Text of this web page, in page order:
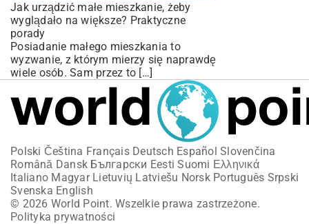
Jak urządzić małe mieszkanie, żeby
wyglądało na większe? Praktyczne
porady
Posiadanie małego mieszkania to
wyzwanie, z którym mierzy się naprawdę
wiele osób. Sam przez to […]
Polski Čeština Français Deutsch Español Slovenčina
Română Dansk Български Eesti Suomi Ελληνικά
Italiano Magyar Lietuvių Latviešu Norsk Português Srpski
Svenska English
© 2026 World Point. Wszelkie prawa zastrzeżone.
Polityka prywatności